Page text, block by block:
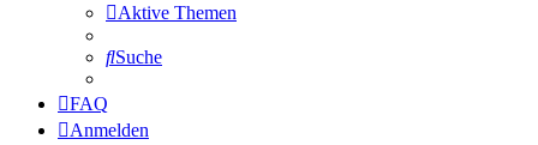
Aktive Themen
Suche
FAQ
Anmelden